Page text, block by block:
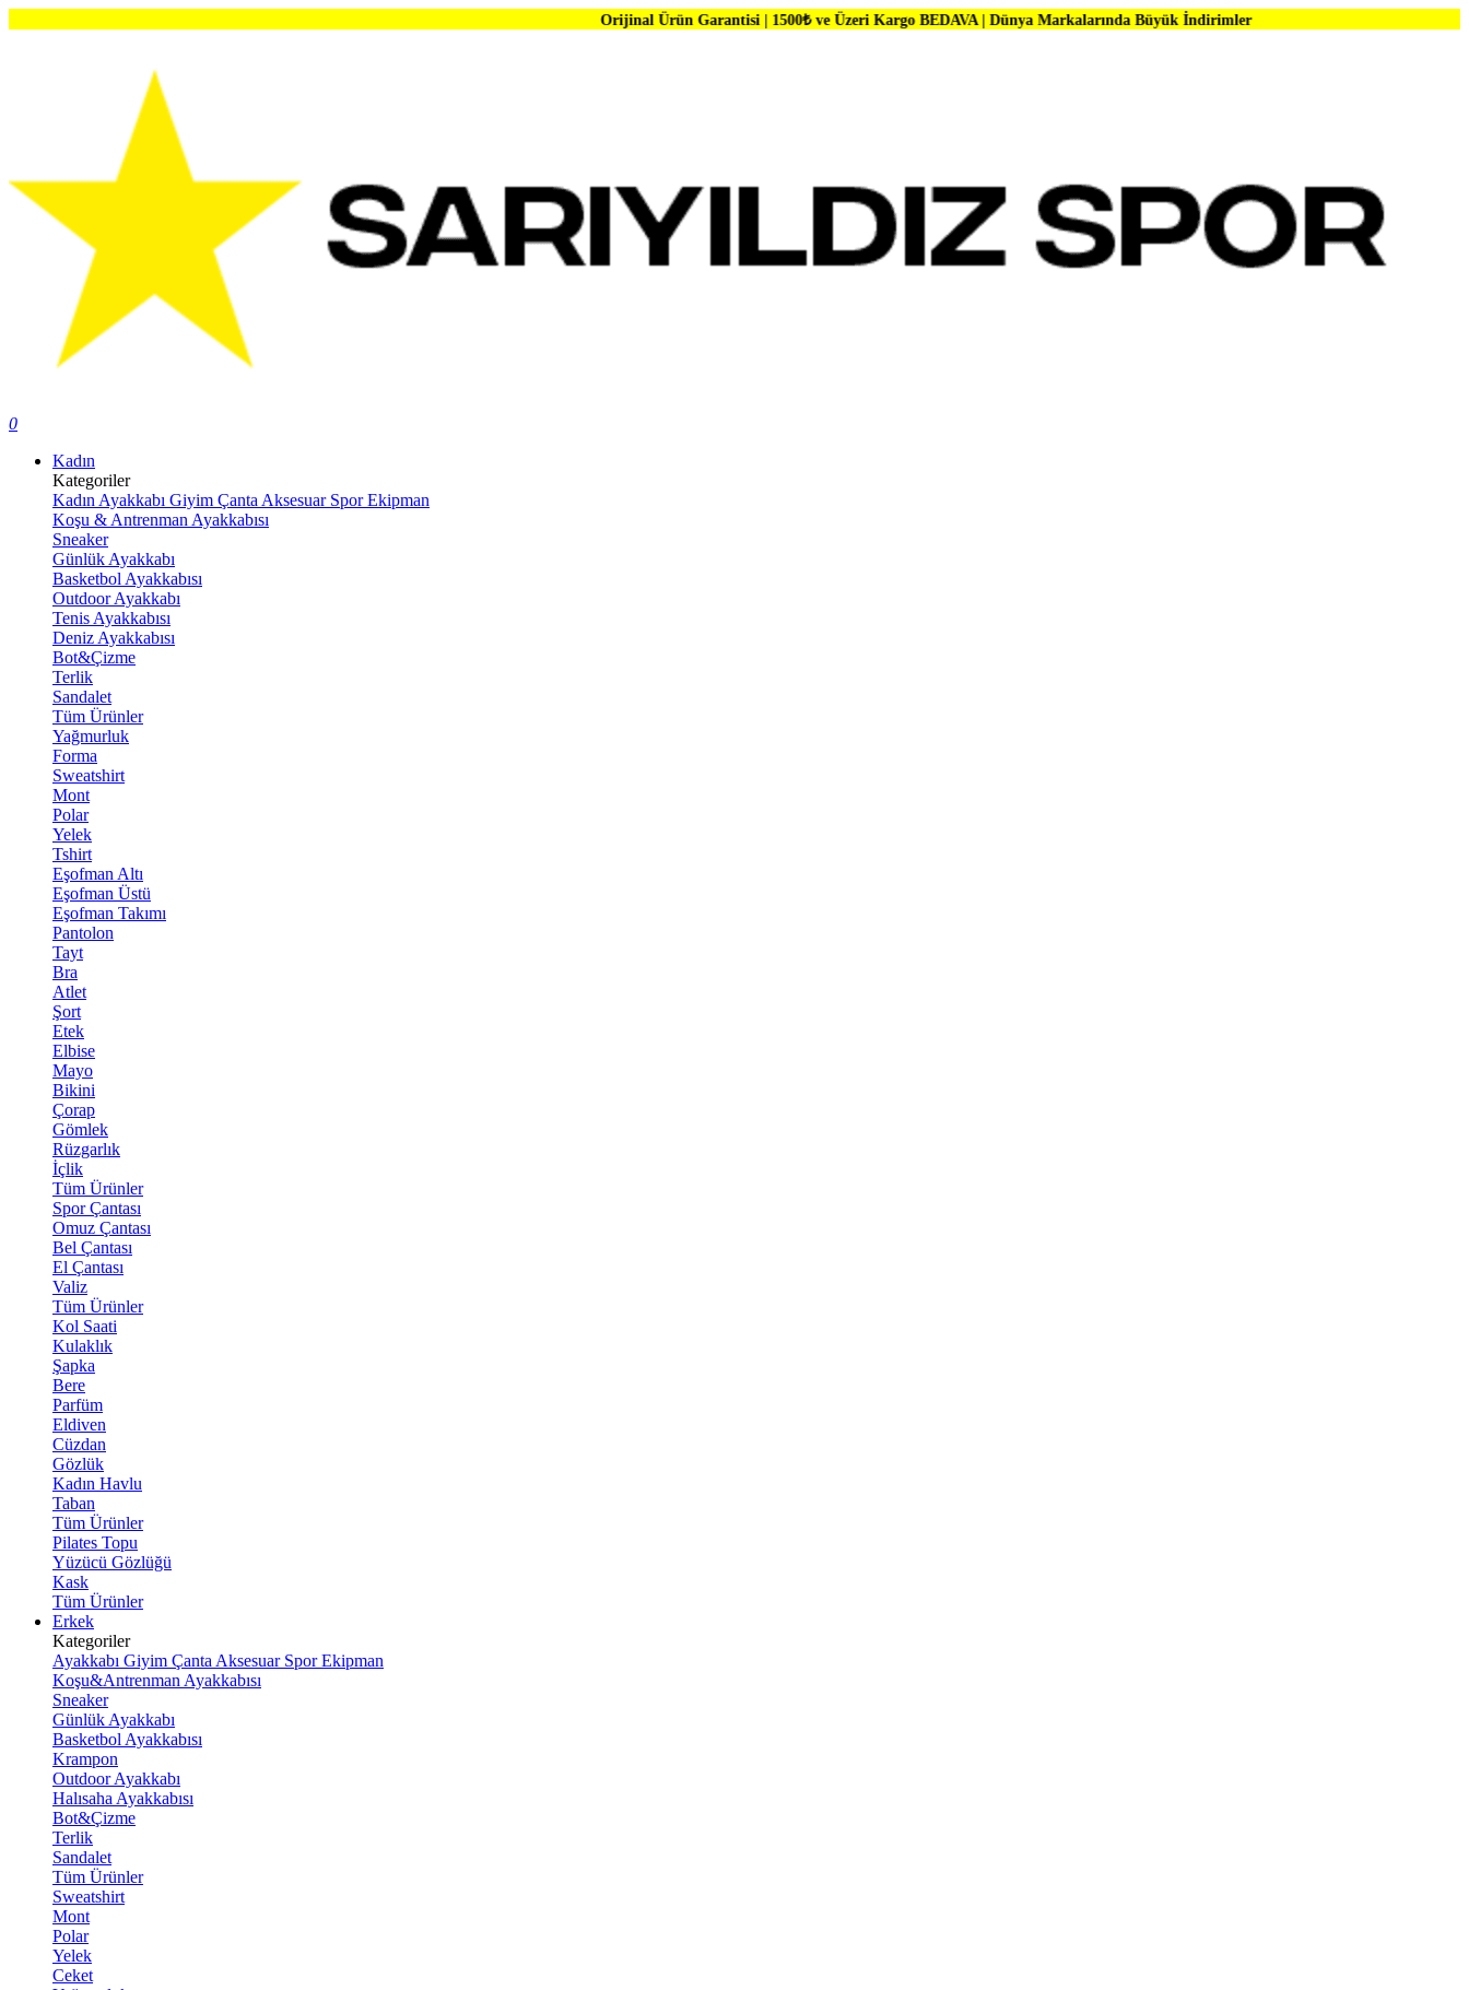
Orijinal Ürün Garantisi | 1500₺ ve Üzeri Kargo BEDAVA | Dünya Markalarında Büyük İndirimler
0
Kadın
Kategoriler
Kadın Ayakkabı Giyim Çanta Aksesuar Spor Ekipman
Koşu & Antrenman Ayakkabısı
Sneaker
Günlük Ayakkabı
Basketbol Ayakkabısı
Outdoor Ayakkabı
Tenis Ayakkabısı
Deniz Ayakkabısı
Bot&Çizme
Terlik
Sandalet
Tüm Ürünler
Yağmurluk
Forma
Sweatshirt
Mont
Polar
Yelek
Tshirt
Eşofman Altı
Eşofman Üstü
Eşofman Takımı
Pantolon
Tayt
Bra
Atlet
Şort
Etek
Elbise
Mayo
Bikini
Çorap
Gömlek
Rüzgarlık
İçlik
Tüm Ürünler
Spor Çantası
Omuz Çantası
Bel Çantası
El Çantası
Valiz
Tüm Ürünler
Kol Saati
Kulaklık
Şapka
Bere
Parfüm
Eldiven
Cüzdan
Gözlük
Kadın Havlu
Taban
Tüm Ürünler
Pilates Topu
Yüzücü Gözlüğü
Kask
Tüm Ürünler
Erkek
Kategoriler
Ayakkabı Giyim Çanta Aksesuar Spor Ekipman
Koşu&Antrenman Ayakkabısı
Sneaker
Günlük Ayakkabı
Basketbol Ayakkabısı
Krampon
Outdoor Ayakkabı
Halısaha Ayakkabısı
Bot&Çizme
Terlik
Sandalet
Tüm Ürünler
Sweatshirt
Mont
Polar
Yelek
Ceket